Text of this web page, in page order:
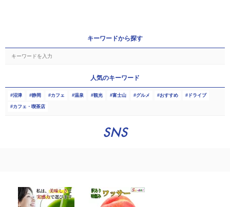
キーワードから探す
人気のキーワード
沼津 静岡 カフェ 温泉 観光 富士山 グルメ おすすめ ドライブ
カフェ・喫茶店
SNS